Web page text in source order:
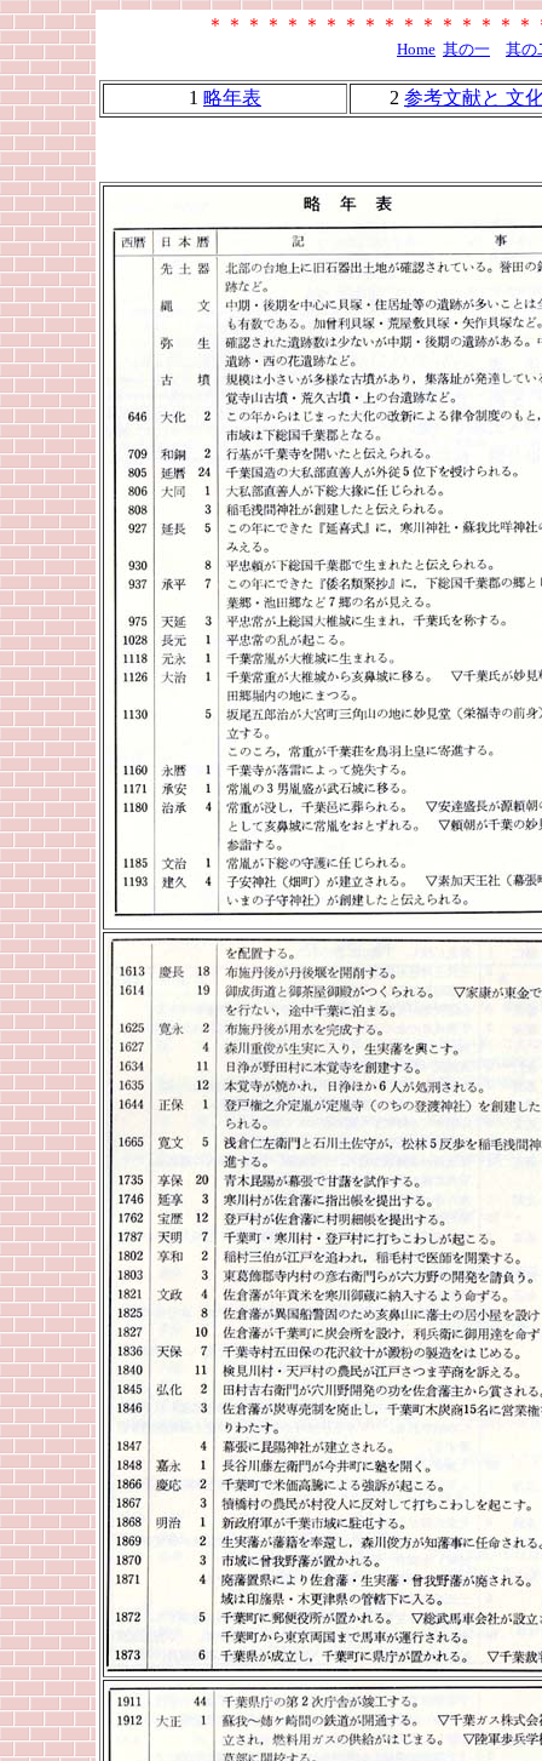
＊＊＊＊＊＊＊＊＊＊＊＊＊＊＊＊
Home 其の一 其の
1 略年表 2 参考文献と 文